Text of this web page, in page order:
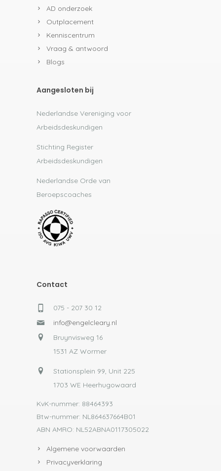
AD onderzoek
Outplacement
Kenniscentrum
Vraag & antwoord
Blogs
Aangesloten bij
Nederlandse Vereniging voor
Arbeidsdeskundigen
Stichting Register
Arbeidsdeskundigen
Nederlandse Orde van
Beroepscoaches
Contact
075 - 207 30 12
info@engelcleary.nl
Bruynvisweg 16
1531 AZ Wormer
Stationsplein 99, Unit 225
1703 WE Heerhugowaard
KvK-nummer: 88464393
Btw-nummer: NL864637664B01
ABN AMRO: NL52ABNA0117305022
Algemene voorwaarden
Privacyverklaring